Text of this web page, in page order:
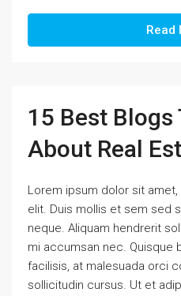
Read
15 Best Blogs
About Real
Lorem ipsum dolor sit
elit. Duis mollis et sem sed
neque. Aliquam hendrerit
mi accumsan nec. Quisque
facilisis, at malesuada orci
sollicitudin cursus. Ut et